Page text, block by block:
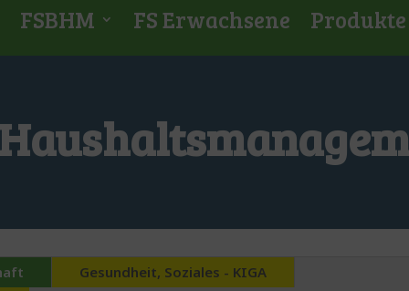
FSBHM FS Erwachsene Produkte
Gesundheit, Soziales - KIGA